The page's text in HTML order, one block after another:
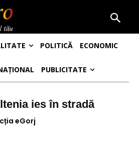
POLITICĂ ECONOMIC
PUBLICITATE
ies în stradă
eGorj